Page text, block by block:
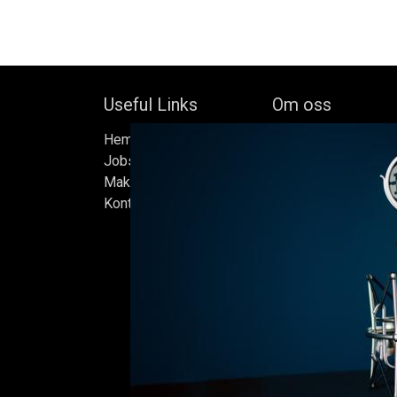
Useful Links
Hem
Jobs
Make Good
Kontakta oss
Om oss
oberoende
av Bock Brewery,
Efter nästan trettio
bryggde vi den
iskällare som
Ölen bryggs i små
sats måste
standarder vi
endast det bästa är